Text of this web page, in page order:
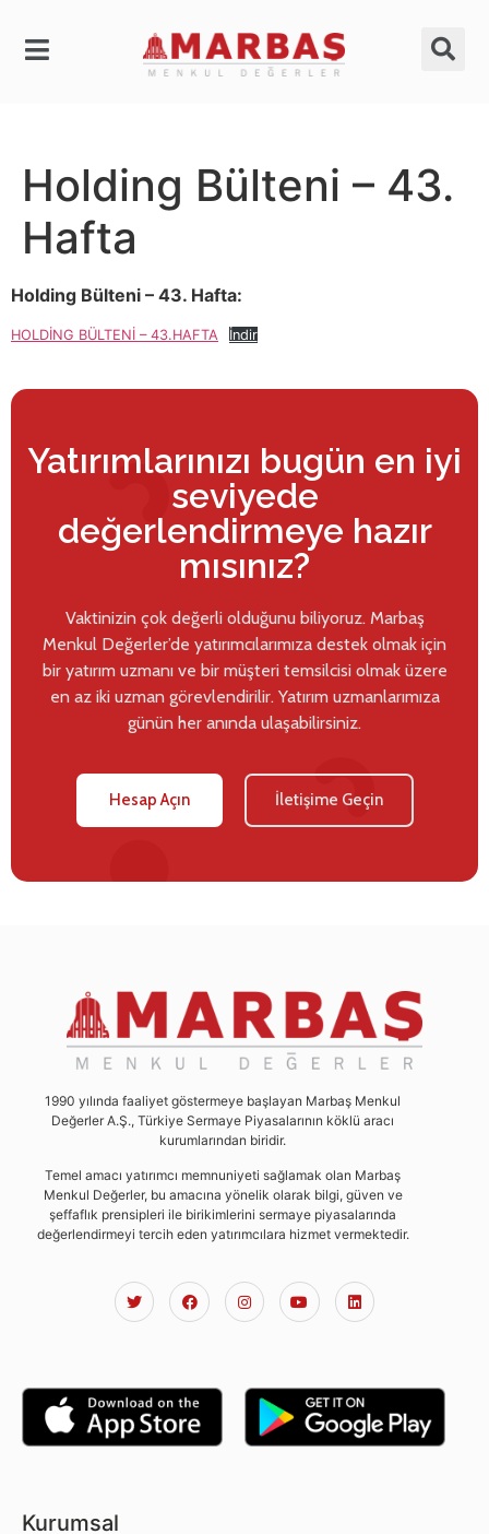
Holding Bülteni – 43.
Hafta
Holding Bülteni – 43. Hafta:
HOLDİNG BÜLTENİ – 43.HAFTA İndir
Yatırımlarınızı bugün en iyi
seviyede
değerlendirmeye hazır
mısınız?
Vaktinizin çok değerli olduğunu biliyoruz. Marbaş
Menkul Değerler’de yatırımcılarımıza destek olmak için
bir yatırım uzmanı ve bir müşteri temsilcisi olmak üzere
en az iki uzman görevlendirilir. Yatırım uzmanlarımıza
günün her anında ulaşabilirsiniz.
Hesap Açın İletişime Geçin
1990 yılında faaliyet göstermeye başlayan Marbaş Menkul
Değerler A.Ş., Türkiye Sermaye Piyasalarının köklü aracı
kurumlarından biridir.
Temel amacı yatırımcı memnuniyeti sağlamak olan Marbaş
Menkul Değerler, bu amacına yönelik olarak bilgi, güven ve
şeffaflık prensipleri ile birikimlerini sermaye piyasalarında
değerlendirmeyi tercih eden yatırımcılara hizmet vermektedir.
Kurumsal